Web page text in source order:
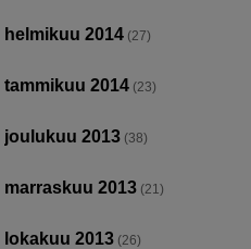
helmikuu 2014 (27)
tammikuu 2014 (23)
joulukuu 2013 (38)
marraskuu 2013 (21)
lokakuu 2013 (26)